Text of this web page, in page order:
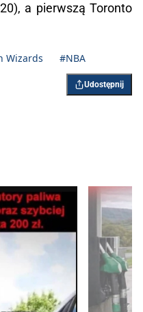
a pierwszą Toronto
Wizards #NBA
Udostępnij